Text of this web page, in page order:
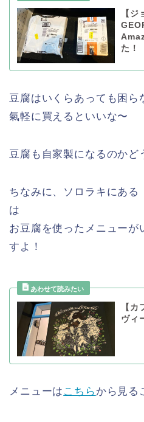
【
た！
豆腐はいくらあっても困ら
氣軽に買えるといいな〜
豆腐も自家製になるのかど
ちなみに、ソロラキにあ
は
お豆腐を使ったメニューが
すよ！
【
ヴィ
メニューは こちら から見る